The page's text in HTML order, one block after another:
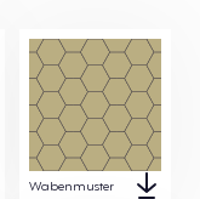
Wabenmuster